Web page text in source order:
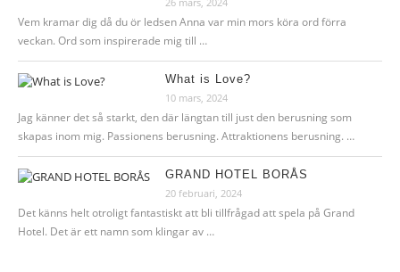
Vem kramar dig då du ör ledsen Anna var min mors köra ord förra
veckan. Ord som inspirerade mig till …
What is Love?
10 mars, 2024
Jag känner det så starkt, den där längtan till just den berusning som
skapas inom mig. Passionens berusning. Attraktionens berusning. …
GRAND HOTEL BORÅS
20 februari, 2024
Det känns helt otroligt fantastiskt att bli tillfrågad att spela på Grand
Hotel. Det är ett namn som klingar av …